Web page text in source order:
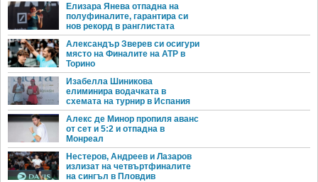
Елизара Янева отпадна на
полуфиналите, гарантира си
нов рекорд в ранглистата
Александър Зверев си осигури
място на Финалите на ATP в
Торино
Изабелла Шиникова
елиминира водачката в
схемата на турнир в Испания
Алекс де Минор пропиля аванс
от сет и 5:2 и отпадна в
Монреал
Нестеров, Андреев и Лазаров
излизат на четвъртфиналите
на сингъл в Пловдив